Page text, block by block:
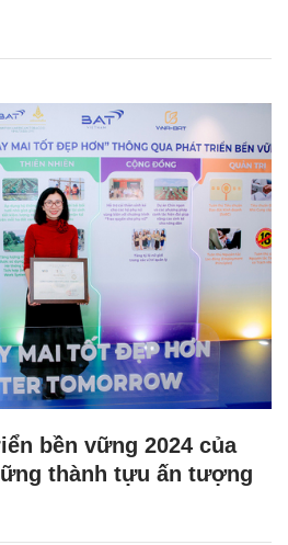
bền vững 2024 của
thành tựu ấn tượng